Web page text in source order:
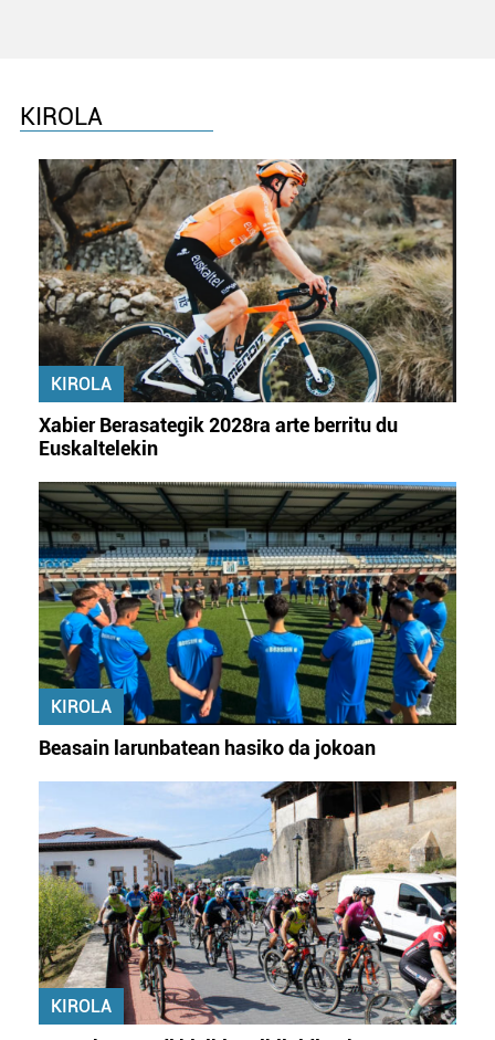
KIROLA
KIROLA
Xabier Berasategik 2028ra arte berritu du
Euskaltelekin
KIROLA
Beasain larunbatean hasiko da jokoan
KIROLA